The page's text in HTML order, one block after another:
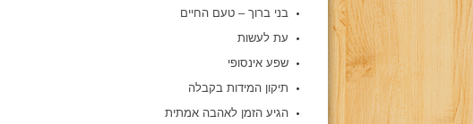
בני ברוך – טעם החיים
עת לעשות
שפע אינסופי
תיקון המידות בקבלה
הגיע הזמן לאהבה אמתית